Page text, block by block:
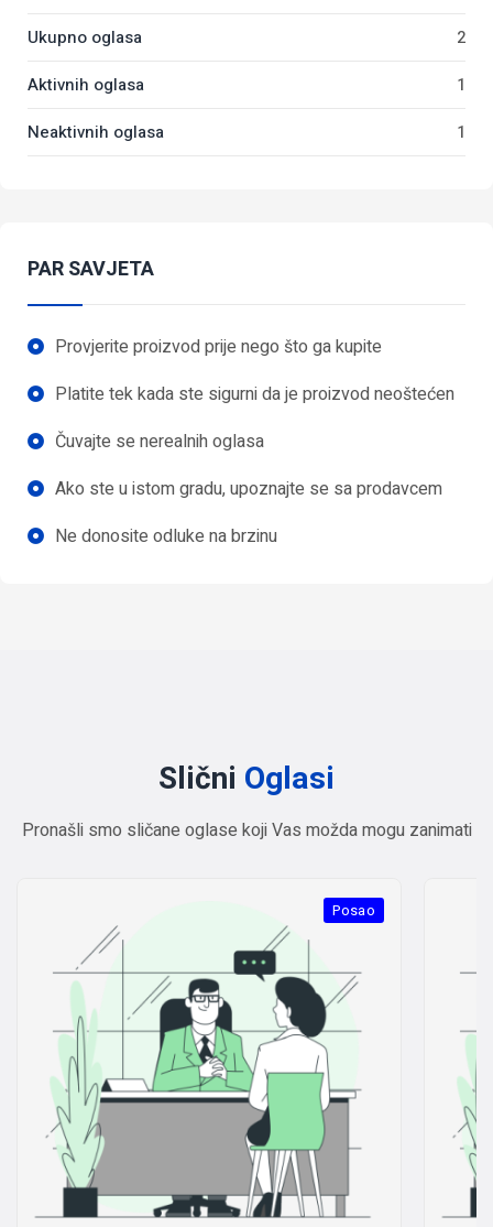
Ukupno oglasa
2
Aktivnih oglasa
1
Neaktivnih oglasa
1
PAR SAVJETA
Provjerite proizvod prije nego što ga kupite
Platite tek kada ste sigurni da je proizvod neoštećen
Čuvajte se nerealnih oglasa
Ako ste u istom gradu, upoznajte se sa prodavcem
Ne donosite odluke na brzinu
Slični Oglasi
Pronašli smo sličane oglase koji Vas možda mogu zanimati
Posao